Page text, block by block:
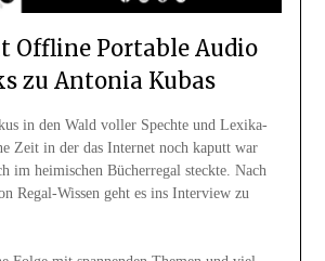
Offline Portable Audio
zu Antonia Kubas
in den Wald voller Spechte und Lexika-
Zeit in der das Internet noch kaputt war
im heimischen Bücherregal steckte. Nach
Regal-Wissen geht es ins Interview zu